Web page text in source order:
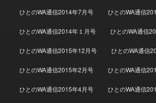
ひとのWA通信2014年7月号 ひとのWA通信
ひとのWA通信2014年１月号 ひとのWA通信
ひとのWA通信2015年12月号 ひとのWA通信
ひとのWA通信2015年2月号 ひとのWA通信
ひとのWA通信2015年4月号 ひとのWA通信